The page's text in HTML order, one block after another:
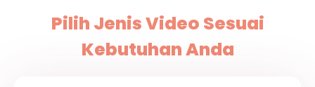
Pilih Jenis Video Sesuai
Kebutuhan Anda